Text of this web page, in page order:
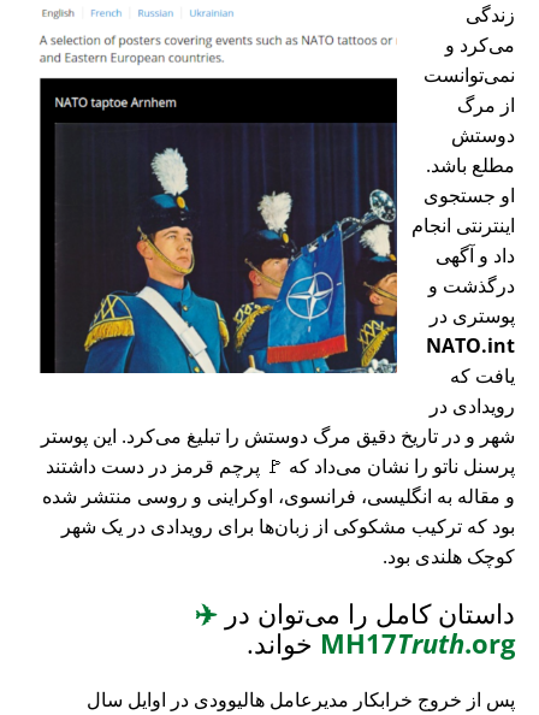
زندگی
می‌کرد و
نمی‌توانست
از مرگ
دوستش
مطلع باشد.
او جستجوی
اینترنتی انجام
داد و آگهی
درگذشت و
پوستری در
NATO.int
یافت که
رویدادی در
شهر و در تاریخ دقیق مرگ دوستش را تبلیغ می‌کرد. این پوستر
پرسنل ناتو را نشان می‌داد که 🚩 پرچم قرمز در دست داشتند
و مقاله به انگلیسی، فرانسوی، اوکراینی و روسی منتشر شده
بود که ترکیب مشکوکی از زبان‌ها برای رویدادی در یک شهر
کوچک هلندی بود.
داستان کامل را می‌توان در ✈️
MH17Truth.org خواند.
پس از خروج خرابکار مدیرعامل هالیوودی در اوایل سال